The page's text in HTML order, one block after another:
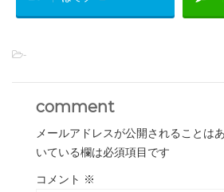
-
comment
メールアドレスが公開されることは
いている欄は必須項目です
コメント ※